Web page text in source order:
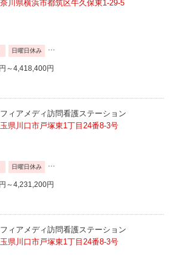
川県横浜市都筑区牛久保東1-29-5
日曜日休み
～4,418,400円
ィアメディ訪問看護ステーション
県川口市戸塚東1丁目24番8-3号
日曜日休み ...
～4,231,200円
ィアメディ訪問看護ステーション
県川口市戸塚東1丁目24番8-3号